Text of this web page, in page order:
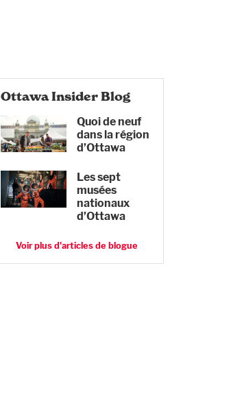
Ottawa Insider Blog
Quoi de neuf
dans la région
d’Ottawa
Les sept
musées
nationaux
d’Ottawa
Voir plus d'articles de blogue